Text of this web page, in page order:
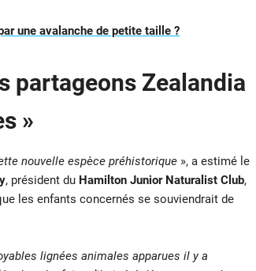
une avalanche de petite taille ?
partageons Zealandia
»
nouvelle espèce préhistorique», a estimé le
, président du Hamilton Junior Naturalist Club,
les enfants concernés se souviendrait de
lignées animales apparues il y a